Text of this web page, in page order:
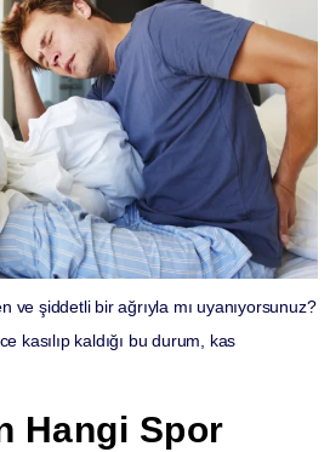
ve şiddetli bir ağrıyla mı uyanıyorsunuz?
kasılıp kaldığı bu durum, kas
Hangi Spor